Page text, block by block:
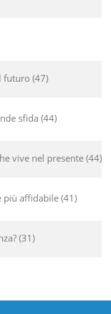
futuro 47
sfida 44
vive nel presente 44
più affidabile 41
31